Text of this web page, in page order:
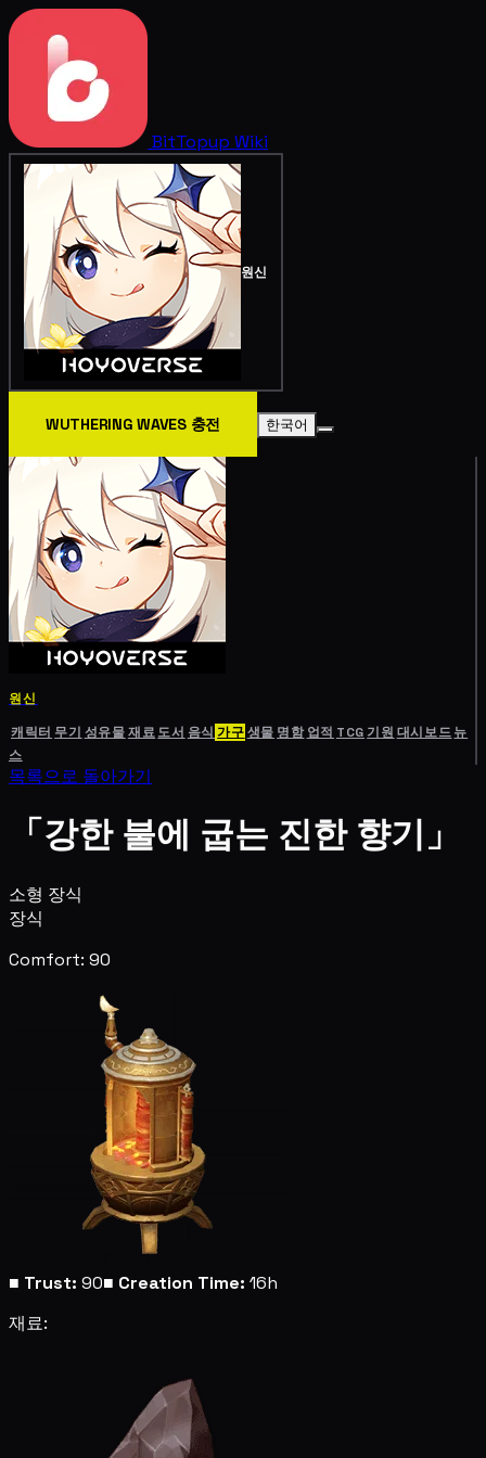
BitTopup Wiki
원신
WUTHERING WAVES 충전 한국어
원신
캐릭터 무기 성유물재료도서 음식 가구생물 명함 업적 TCG기원 대시보드뉴
스
목록으로 돌아가기
「강한 불에 굽는 진한 향기」
소형 장식
장식
Comfort: 90
■ Trust: 90■ Creation Time: 16h
재료: